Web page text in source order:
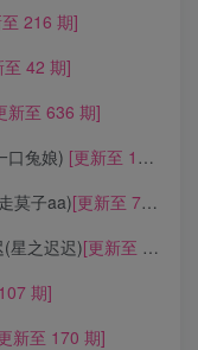
216 期]
至 42 期]
新至 636 期]
口兔娘) [更新至 136 期]
莫子aa)[更新至 76 期]
星之迟迟)[更新至 320 期]
期]
新至 170 期]
216 期]
至 42 期]
新至 636 期]
口兔娘) [更新至 136 期]
莫子aa)[更新至 76 期]
星之迟迟)[更新至 320 期]
期]
新至 170 期]